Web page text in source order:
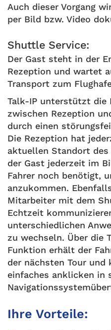
Auch dieser Vorgang
per Bild bzw. Video
Shuttle Service:
Der Gast steht in der
Rezeption und wartet
Transport zum
Talk-IP unterstützt die
zwischen Rezeption
durch einen
Die Rezeption hat
aktuellen Standort
der Gast jederzeit im
Fahrer noch benötigt,
anzukommen.
Mitarbeiter mit dem
Echtzeit
unterschiedlichen
zu wechseln. Über die
Funktion erhält der
der nächsten Tour und
einfaches anklicken in
Ihre Vorteile: